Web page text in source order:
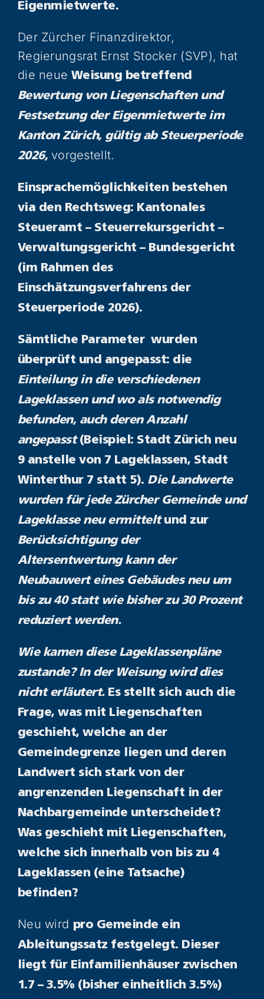
Eigenmietwerte.
Der Zürcher Finanzdirektor,
Regierungsrat Ernst Stocker (SVP), hat
die neue Weisung betreffend
Bewertung von Liegenschaften und
Festsetzung der Eigenmietwerte im
Kanton Zürich, gültig ab Steuerperiode
2026, vorgestellt.
Einsprachemöglichkeiten bestehen
via den Rechtsweg: Kantonales
Steueramt – Steuerrekursgericht –
Verwaltungsgericht – Bundesgericht
(im Rahmen des
Einschätzungsverfahrens der
Steuerperiode 2026).
Sämtliche Parameter wurden
überprüft und angepasst: die
Einteilung in die verschiedenen
Lageklassen und wo als notwendig
befunden, auch deren Anzahl
angepasst(Beispiel: Stadt Zürich neu
9 anstelle von 7 Lageklassen, Stadt
Winterthur 7 statt 5). Die Landwerte
wurden für jede Zürcher Gemeinde und
Lageklasse neu ermitteltund zur
Berücksichtigung der
Altersentwertung kann der
Neubauwert eines Gebäudes neu um
bis zu 40 statt wie bisher zu 30 Prozent
reduziert werden.
Wie kamen diese Lageklassenpläne
zustande? In der Weisung wird dies
nicht erläutert. Es stellt sich auch die
Frage, was mit Liegenschaften
geschieht, welche an der
Gemeindegrenze liegen und deren
Landwert sich stark von der
angrenzenden Liegenschaft in der
Nachbargemeinde unterscheidet?
Was geschieht mit Liegenschaften,
welche sich innerhalb von bis zu 4
Lageklassen (eine Tatsache)
befinden?
Neu wird pro Gemeinde ein
Ableitungssatz festgelegt. Dieser
liegt für Einfamilienhäuser zwischen
1.7 – 3.5% (bisher einheitlich 3.5%)